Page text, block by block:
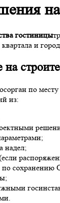
гостиницы
и
по
из:
надел;
по